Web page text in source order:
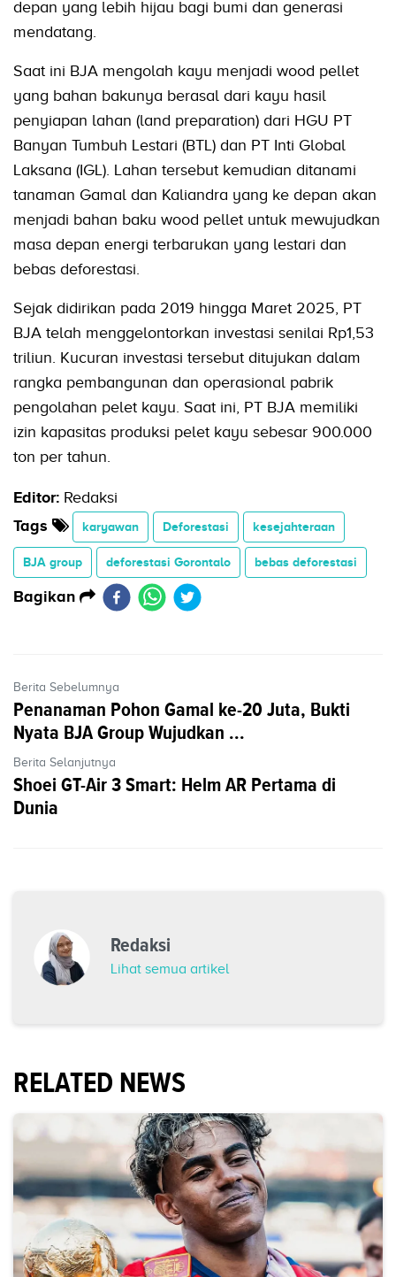
depan yang lebih hijau bagi bumi dan generasi
mendatang.
Saat ini BJA mengolah kayu menjadi wood pellet
yang bahan bakunya berasal dari kayu hasil
penyiapan lahan (land preparation) dari HGU PT
Banyan Tumbuh Lestari (BTL) dan PT Inti Global
Laksana (IGL). Lahan tersebut kemudian ditanami
tanaman Gamal dan Kaliandra yang ke depan akan
menjadi bahan baku wood pellet untuk mewujudkan
masa depan energi terbarukan yang lestari dan
bebas deforestasi.
Sejak didirikan pada 2019 hingga Maret 2025, PT
BJA telah menggelontorkan investasi senilai Rp1,53
triliun. Kucuran investasi tersebut ditujukan dalam
rangka pembangunan dan operasional pabrik
pengolahan pelet kayu. Saat ini, PT BJA memiliki
izin kapasitas produksi pelet kayu sebesar 900.000
ton per tahun.
Editor: Redaksi
Tags
karyawan Deforestasi kesejahteraan
BJA group deforestasi Gorontalo bebas deforestasi
Bagikan
Berita Sebelumnya
Penanaman Pohon Gamal ke-20 Juta, Bukti
Nyata BJA Group Wujudkan ...
Berita Selanjutnya
Shoei GT-Air 3 Smart: Helm AR Pertama di
Dunia
Redaksi
Lihat semua artikel
RELATED NEWS